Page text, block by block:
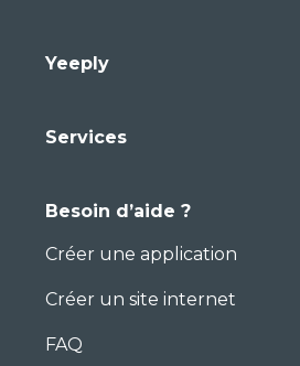
Yeeply
Services
Besoin d’aide ?
Créer une application
Créer un site internet
FAQ